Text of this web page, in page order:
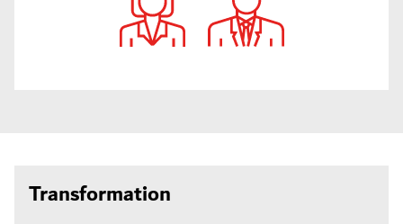
Transformation